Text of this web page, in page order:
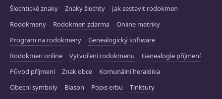
Šlechtické znaky
Znaky šlechty
Jak sestavit rodokmen
Rodokmeny
Rodokmen zdarma
Online matriky
Program na rodokmeny
Genealogický software
Rodokmen online
Vytvoření rodokmenu
Genealogie příjmení
Původ příjmení
Znak obce
Komunální heraldika
Obecní symboly
Blason Popis erbu Tinktury